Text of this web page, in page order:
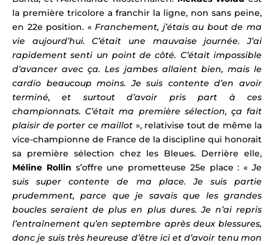
la première tricolore a franchir la ligne, non sans peine,
en 22e position. «Franchement, j’étais au bout de ma
vie aujourd’hui. C’était une mauvaise journée. J’ai
rapidement senti un point de côté. C’était impossible
d’avancer avec ça. Les jambes allaient bien, mais le
cardio beaucoup moins. Je suis contente d’en avoir
terminé, et surtout d’avoir pris part à ces
championnats. C’était ma première sélection, ça fait
plaisir de porter ce maillot », relativise tout de même la
vice-championne de France de la discipline qui honorait
sa première sélection chez les Bleues. Derrière elle,
Méline Rollin s’offre une prometteuse 25e place : «Je
suis super contente de ma place. Je suis partie
prudemment, parce que je savais que les grandes
boucles seraient de plus en plus dures. Je n’ai repris
l’entraînement qu’en septembre après deux blessures,
donc je suis très heureuse d’être ici et d’avoir tenu mon